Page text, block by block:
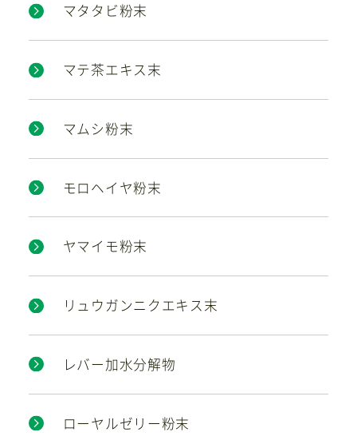
マタタビ粉末
マテ茶エキス末
マムシ粉末
モロヘイヤ粉末
ヤマイモ粉末
リュウガンニクエキス末
レバー加水分解物
ローヤルゼリー粉末